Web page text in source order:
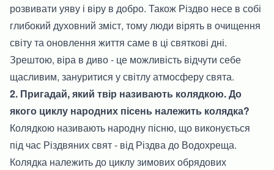
розвивати уяву і віру в добро. Також Різдво несе в собі
глибокий духовний зміст, тому люди вірять в очищення
світу та оновлення життя саме в ці святкові дні.
Зрештою, віра в диво - це можливість відчути себе
щасливим, зануритися у світлу атмосферу свята.
2. Пригадай, який твір називають колядкою. До
якого циклу народних пісень належить колядка?
Колядкою називають народну пісню, що виконується
під час Різдвяних свят - від Різдва до Водохреща.
Колядка належить до циклу зимових обрядових